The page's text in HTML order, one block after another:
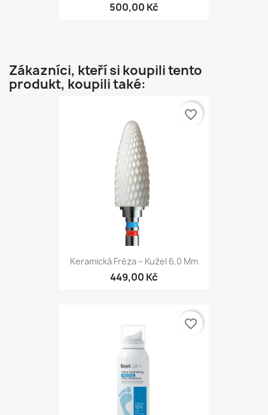
500,00 Kč
Zákazníci, kteří si koupili tento
produkt, koupili také:
Keramická Fréza – Kužel 6,0 Mm
449,00 Kč
favorite_border
favorite_border